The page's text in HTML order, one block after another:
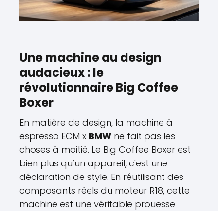
Une machine au design
audacieux : le
révolutionnaire Big Coffee
Boxer
En matière de design, la machine à
espresso ECM x BMW ne fait pas les
choses à moitié. Le Big Coffee Boxer est
bien plus qu’un appareil, c'est une
déclaration de style. En réutilisant des
composants réels du moteur R18, cette
machine est une véritable prouesse